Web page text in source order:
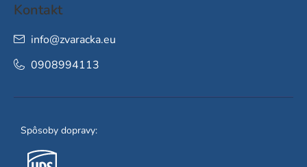
Kontakt
info@zvaracka.eu
0908994113
Spôsoby dopravy: